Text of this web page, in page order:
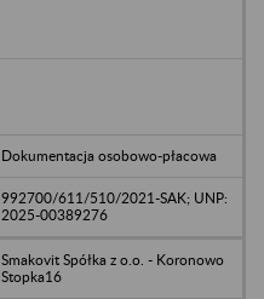
Dokumentacja osobowo-płacowa
992700/611/510/2021-SAK; UNP:
2025-00389276
Smakovit Spółka z o.o. - Koronowo
Stopka16